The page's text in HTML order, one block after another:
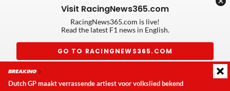
Visit RacingNews365.com
RacingNews365.com is live!
Read the latest F1 news in English.
GO TO RACINGNEWS365.COM
BREAKING
Dutch GP maakt verrassende artiest voor volkslied bekend